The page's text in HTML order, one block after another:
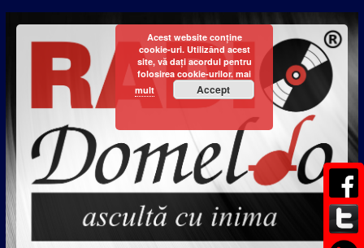
Acest website conține
cookie-uri. Utilizând acest
site, vă dați acordul pentru
folosirea cookie-urilor. mai
mult
Accept